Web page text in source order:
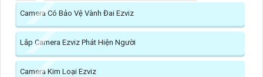
Camera Có Bảo Vệ Vành Đai Ezviz
Lắp Camera Ezviz Phát Hiện Người
Camera Kim Loại Ezviz